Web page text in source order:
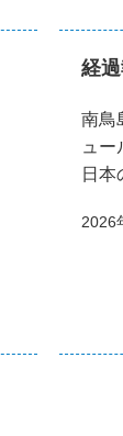
経
南鳥
ュー
日本
2026